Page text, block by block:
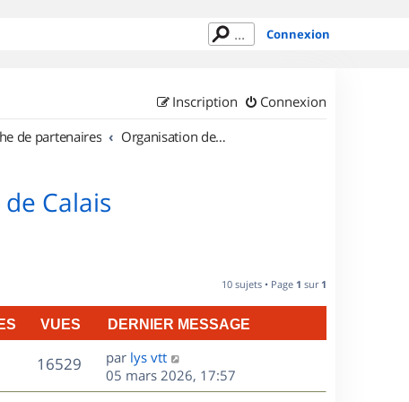
Connexion
Connexion
Inscription
de partenaires Organisation de sorties en région Nord Pas de Calais
Calais
10 sujets • Page 1 sur 1
VUES DERNIER MESSAGE
16529V
u
D
e
r
par lys vtt
05 mars 2026, 17:57